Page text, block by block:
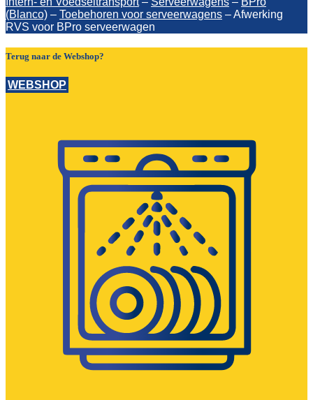
(Blanco) – Toebehoren voor serveerwagens –Afwerking
RVS voor BPro serveerwagen
Terug naar de Webshop?
WEBSHOP